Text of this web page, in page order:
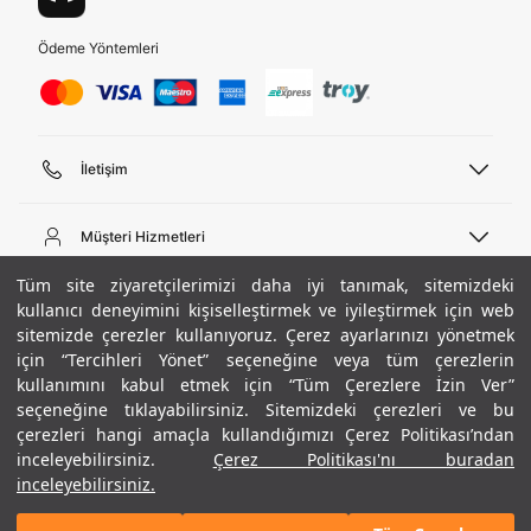
Tüm site ziyaretçilerimizi daha iyi tanımak, sitemizdeki
kullanıcı deneyimini kişiselleştirmek ve iyileştirmek için web
sitemizde çerezler kullanıyoruz. Çerez ayarlarınızı yönetmek
için “Tercihleri Yönet” seçeneğine veya tüm çerezlerin
kullanımını kabul etmek için “Tüm Çerezlere İzin Ver”
seçeneğine tıklayabilirsiniz. Sitemizdeki çerezleri ve bu
çerezleri hangi amaçla kullandığımızı Çerez Politikası’ndan
inceleyebilirsiniz.
Çerez Politikası'nı buradan
inceleyebilirsiniz.
+ 4 Renk
Ödeme Yöntemleri
İletişim
444 02 00
Pazartesi - Cuma 09:00 - 18:00
E-posta
bilgi@underarmour.com
Müşteri Hizmetleri
Sipariş Sorgulama
Bize Ulaşın
Teslimat Bilgileri
İşlem Rehberi
İade ve Değişimler
Sıkça Sorulan Sorular
Beden Rehberi
Site Haritası
Hakkımızda
Ticari Bilgiler
Hükümler ve Koşullar
Gizlilik Politikası
Çerez Politikası
Kariyer
ETBİS
UA Sosyal Medya
Instagram
Facebook
Twitter
Popüler Kategoriler
Erkek Basketbol Ayakkabısı
Çocuk Basketbol Ayakkabısı